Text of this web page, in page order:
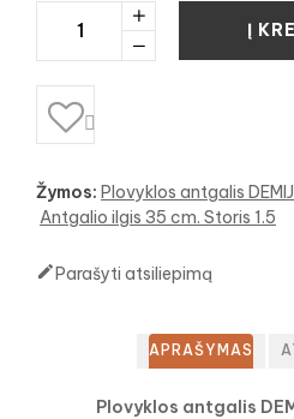
Į

Žymos: Plovyklos antgalis
Antgalio ilgis 35 cm. Storis 1.5
Parašyti atsiliepimą
APRAŠYMAS
Plovyklos antgalis